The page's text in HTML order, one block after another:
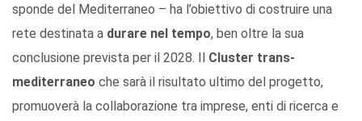
sponde del Mediterraneo – ha l’obiettivo di costruire una
rete destinata a durare nel tempo, ben oltre la sua
conclusione prevista per il 2028. Il Cluster trans-
mediterraneo che sarà il risultato ultimo del progetto,
promuoverà la collaborazione tra imprese, enti di ricerca e